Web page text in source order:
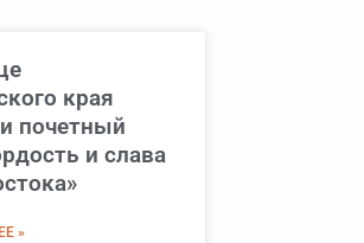
края
почетный
и слава
»